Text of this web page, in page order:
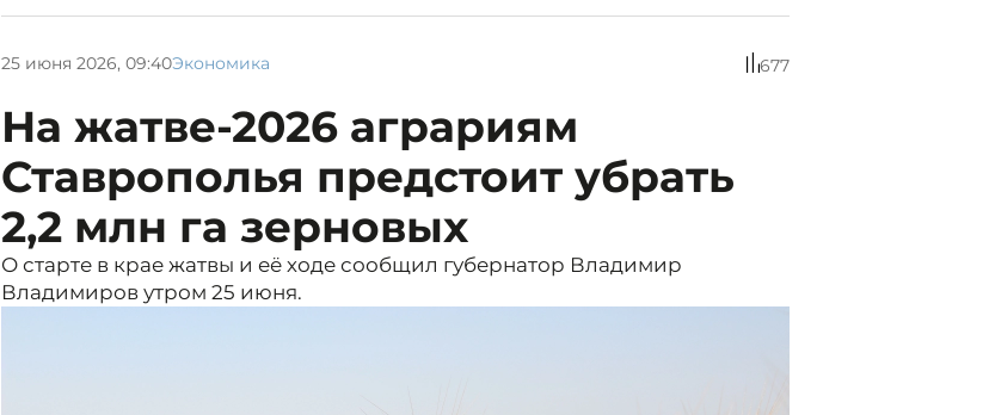
25 июня 2026, 09:40Экономика 677
На жатве-2026 аграриям
Ставрополья предстоит убрать
2,2 млн га зерновых
О старте в крае жатвы и её ходе сообщил губернатор Владимир
Владимиров утром 25 июня.